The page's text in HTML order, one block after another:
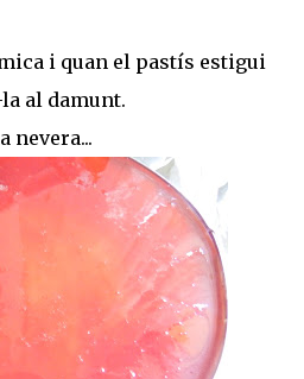
i quan el pastís estigui
al damunt.
nevera...